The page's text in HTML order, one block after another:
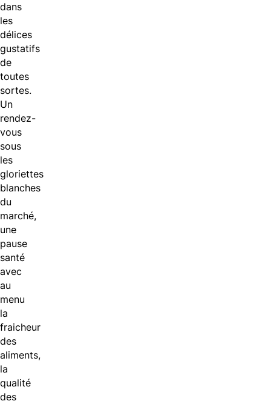
dans
les
délices
gustatifs
de
toutes
sortes.
Un
rendez-
vous
sous
les
gloriettes
blanches
du
marché,
une
pause
santé
avec
au
menu
la
fraicheur
des
aliments,
la
qualité
des